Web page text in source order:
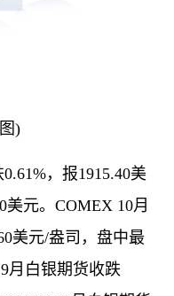
)
，报1915.40美
元。COMEX 10月
美元/盎司，盘中最
月白银期货收跌